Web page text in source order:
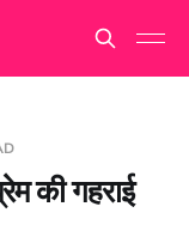
की गहराई